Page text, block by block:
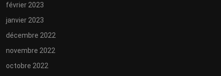
février 2023
janvier 2023
décembre 2022
novembre 2022
octobre 2022